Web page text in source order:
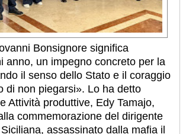
Bonsignore significa
anno, un impegno concreto per la
il senso dello Stato e il coraggio
di non piegarsi». Lo ha detto
Attività produttive, Edy Tamajo,
commemorazione del dirigente
assassinato dalla mafia il